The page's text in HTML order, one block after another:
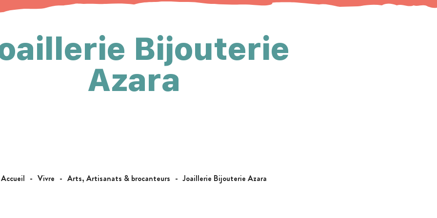
Accueil Vivre Arts, Artisanats & brocanteurs Joaillerie Bijouterie Azara
Bijouterie
Azara